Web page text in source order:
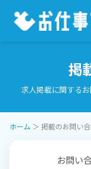
掲
求人掲載に関する
ホーム ＞ 掲載のお問い
お問い